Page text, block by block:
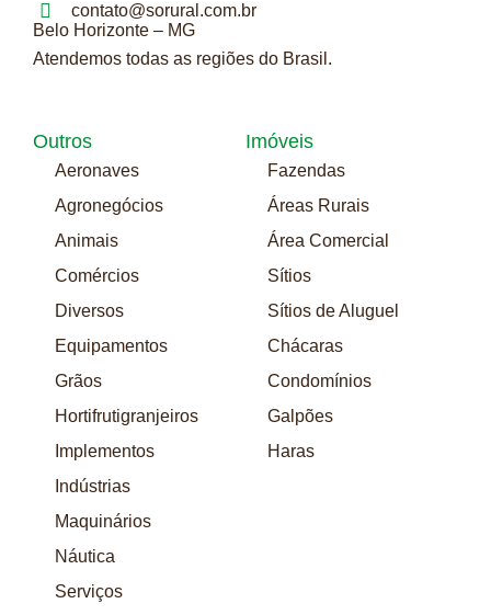
Imóveis
Fazendas
Áreas Rurais
Área Comercial
Sítios
Sítios de Aluguel
Chácaras
Condomínios
Galpões
Haras
Outros
Aeronaves
Agronegócios
Animais
Comércios
Diversos
Equipamentos
Grãos
Hortifrutigranjeiros
Implementos
Indústrias
Maquinários
Náutica
Serviços
contato@sorural.com.br
Belo Horizonte – MG
Atendemos todas as regiões do Brasil.